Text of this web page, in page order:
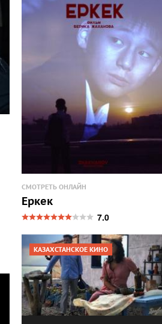
СМОТРЕТЬ ОНЛАЙН
Еркек
7.0
КАЗАХСТАНСКОЕ КИНО